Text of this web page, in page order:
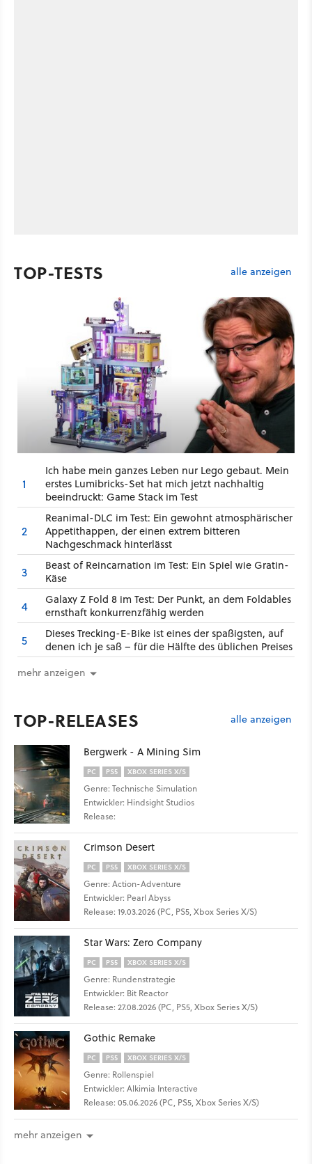
TOP-TESTS alle anzeigen
1
Ich habe mein ganzes Leben nur Lego gebaut. Mein
erstes Lumibricks-Set hat mich jetzt nachhaltig
beeindruckt: Game Stack im Test
2
Reanimal-DLC im Test: Ein gewohnt atmosphärischer
Appetithappen, der einen extrem bitteren
Nachgeschmack hinterlässt
3
Beast of Reincarnation im Test: Ein Spiel wie Gratin-
Käse
4
Galaxy Z Fold 8 im Test: Der Punkt, an dem Foldables
ernsthaft konkurrenzfähig werden
5
Dieses Trecking-E-Bike ist eines der spaßigsten, auf
denen ich je saß – für die Hälfte des üblichen Preises
mehr anzeigen
TOP-RELEASES alle anzeigen
Bergwerk - A Mining Sim
PC PS5 XBOX SERIES X/S
Genre: Technische Simulation
Entwickler: Hindsight Studios
Release:
Crimson Desert
PC PS5 XBOX SERIES X/S
Genre: Action-Adventure
Entwickler: Pearl Abyss
Release: 19.03.2026 (PC, PS5, Xbox Series X/S)
Star Wars: Zero Company
PC PS5 XBOX SERIES X/S
Genre: Rundenstrategie
Entwickler: Bit Reactor
Release: 27.08.2026 (PC, PS5, Xbox Series X/S)
Gothic Remake
PC PS5 XBOX SERIES X/S
Genre: Rollenspiel
Entwickler: Alkimia Interactive
Release: 05.06.2026 (PC, PS5, Xbox Series X/S)
mehr anzeigen